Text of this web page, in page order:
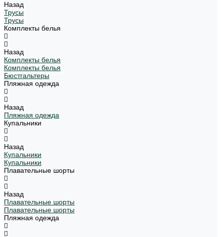
Назад
Трусы
Трусы
Комплекты белья
Назад
Комплекты белья
Комплекты белья
Бюстгальтеры
Пляжная одежда
Назад
Пляжная одежда
Купальники
Назад
Купальники
Купальники
Плавательные шорты
Назад
Плавательные шорты
Плавательные шорты
Пляжная одежда